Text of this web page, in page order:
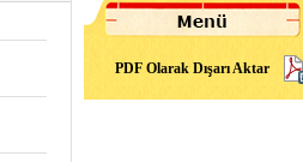
PDF Olarak Dışarı Aktar